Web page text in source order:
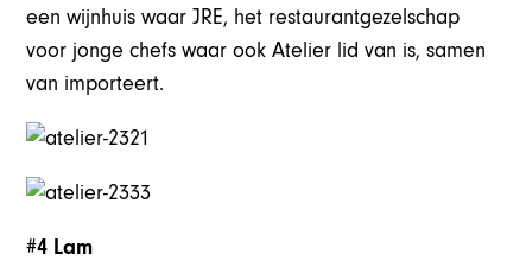
een wijnhuis waar JRE, het restaurantgezelschap
voor jonge chefs waar ook Atelier lid van is, samen
van importeert.
#4 Lam